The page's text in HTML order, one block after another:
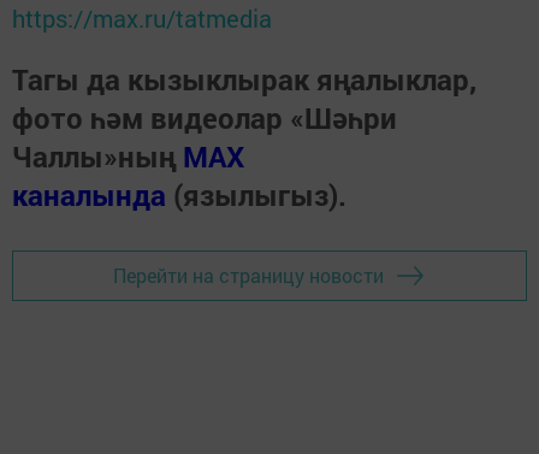
https://max.ru/tatmedia
Тагы да кызыклырак яңалыклар,
фото һәм видеолар «Шәһри
Чаллы»ның MAX
каналында (язылыгыз).
Перейти на страницу новости